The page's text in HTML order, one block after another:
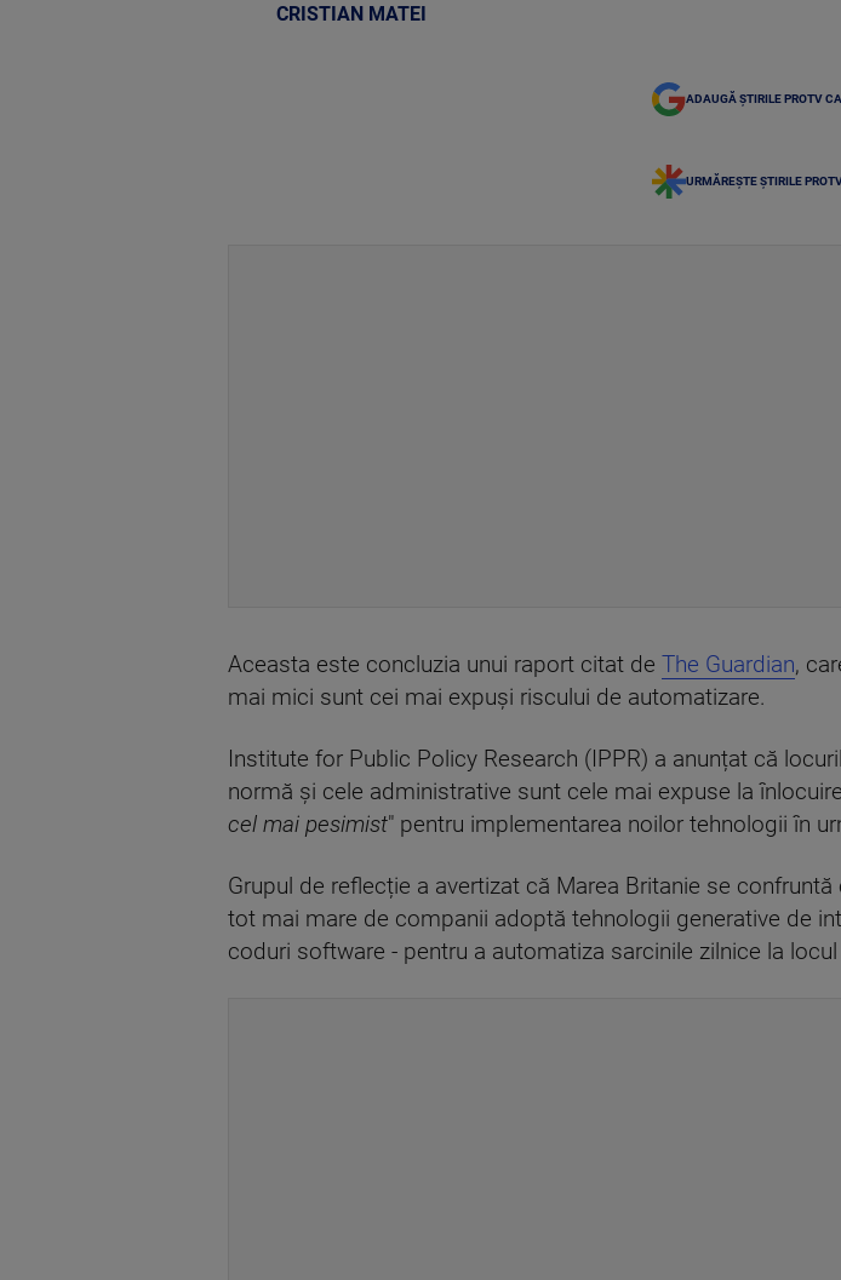
CRISTIAN MATEI
ADAUGĂ ȘTIRILE PROTV
URMĂREȘTE ȘTIRILE
Aceasta este concluzia unui raport citat de The Guardian,
mai mici sunt cei mai expuși riscului de automatizare.
Institute for Public Policy Research (IPPR) a anunțat că
normă și cele administrative sunt cele mai expuse la
cel mai pesimist" pentru implementarea noilor tehnologii în
Grupul de reflecție a avertizat că Marea Britanie se
tot mai mare de companii adoptă tehnologii generative de
coduri software - pentru a automatiza sarcinile zilnice la